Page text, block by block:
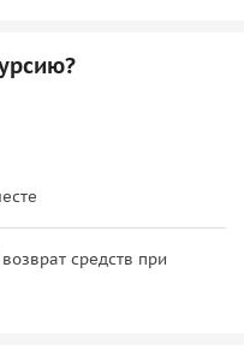
средств при